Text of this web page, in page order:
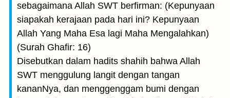
sebagaimana Allah SWT berfirman: (Kepunyaan
siapakah kerajaan pada hari ini? Kepunyaan
Allah Yang Maha Esa lagi Maha Mengalahkan)
(Surah Ghafir: 16)
Disebutkan dalam hadits shahih bahwa Allah
SWT menggulung langit dengan tangan
kananNya, dan menggenggam bumi dengan